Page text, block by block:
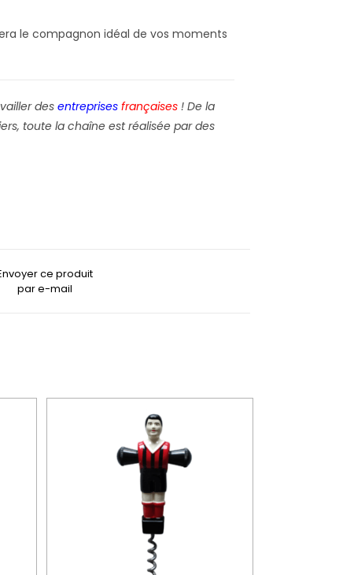
le compagnon idéal de vos moments
des entreprises françaises ! De la
toute la chaîne est réalisée par des
ce produit
par e-mail